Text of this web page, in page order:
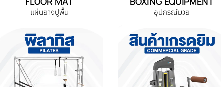
แผ่นยางปูพื้น อุปกรณ์มวย